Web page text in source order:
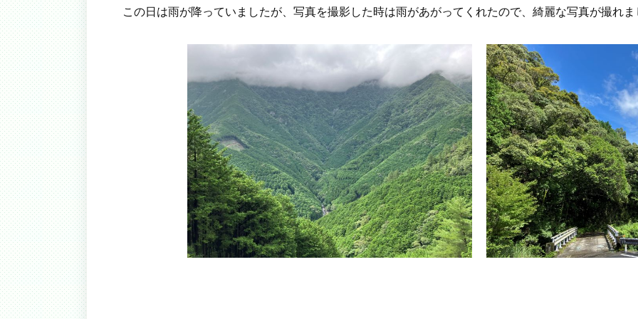
この日は雨が降っていましたが、写真を撮影した時は雨があがってくれたので、綺麗な写真が撮れ